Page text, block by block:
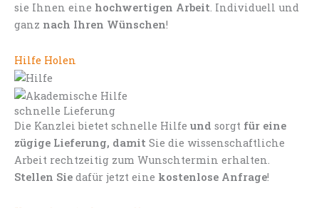
sie Ihnen eine hochwertigen Arbeit. Individuell und
ganz nach Ihren Wünschen!
Hilfe Holen
schnelle Lieferung
Die Kanzlei bietet schnelle Hilfe und sorgt für eine
zügige Lieferung, damit Sie die wissenschaftliche
Arbeit rechtzeitig zum Wunschtermin erhalten.
Stellen Sie dafür jetzt eine kostenlose Anfrage!